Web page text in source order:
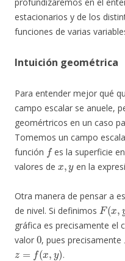
estacionarios y de los
funciones de varias
Intuición geométrica
Para entender mejor qué
campo escalar se anuele,
geomértricos en un caso
Tomemos un campo
función
f
es la superficie
valores de
x y
en la
Otra manera de pensar a
de nivel. Si definimos
F(x y,
gráfica es precisamente el
valor
0
, pues precisamente
z=f( x,y )
.